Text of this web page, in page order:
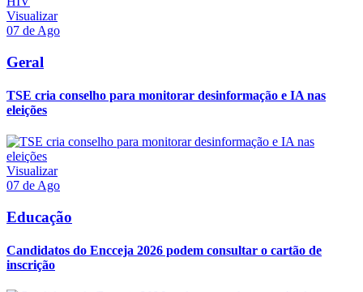
Visualizar
07 de Ago
Geral
TSE cria conselho para monitorar desinformação e IA nas
eleições
Visualizar
07 de Ago
Educação
Candidatos do Encceja 2026 podem consultar o cartão de
inscrição